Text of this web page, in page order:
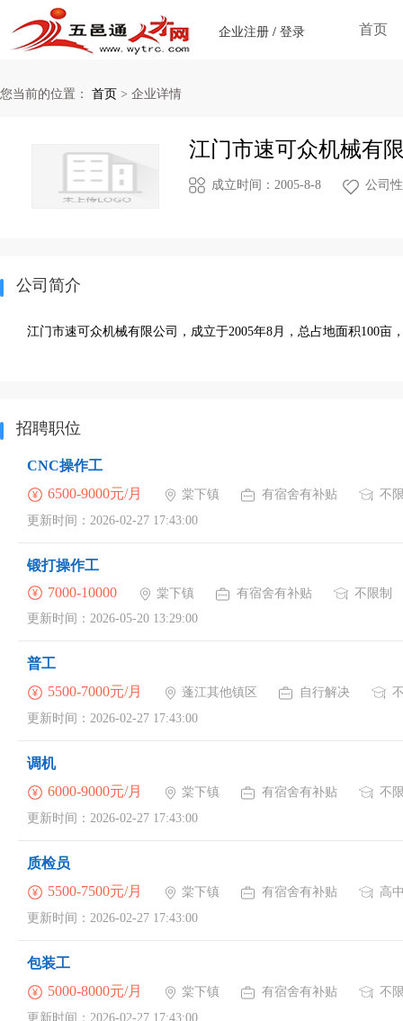
企业注册 / 登录 首页
您当前的位置： 首页 > 企业详情
江门市速可众机械有
成立时间：2005-8-8 公司
公司简介
江门市速可众机械有限公司，成立于2005年8月，总占地面积100
招聘职位
CNC操作工
6500-9000元/月
棠下镇 有宿舍有补贴
不
更新时间：2026-02-27 17:43:00
锻打操作工
7000-10000
棠下镇 有宿舍有补贴
不限制
更新时间：2026-05-20 13:29:00
普工
5500-7000元/月
蓬江其他镇区 自行解决
更新时间：2026-02-27 17:43:00
调机
6000-9000元/月
棠下镇 有宿舍有补贴
不
更新时间：2026-02-27 17:43:00
质检员
5500-7500元/月
棠下镇 有宿舍有补贴
高
更新时间：2026-02-27 17:43:00
包装工
5000-8000元/月
棠下镇 有宿舍有补贴
不
更新时间：2026-02-27 17:43:00